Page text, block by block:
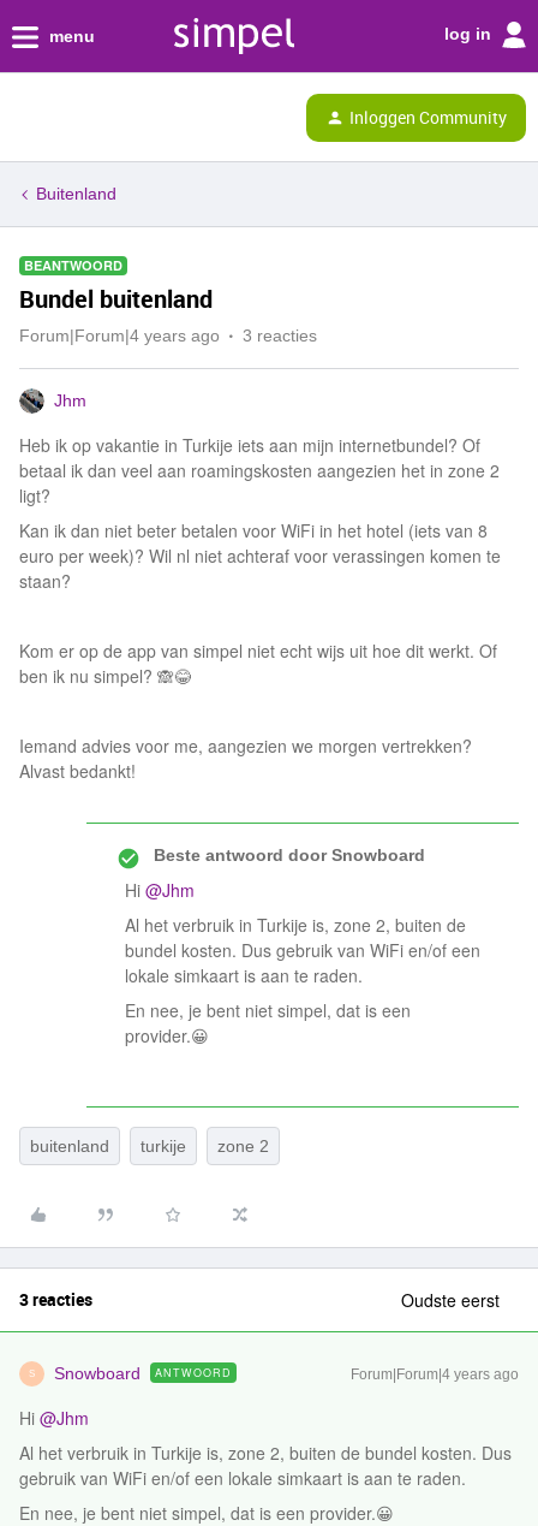
menu log in
Inloggen Community
Buitenland
BEANTWOORD
Bundel buitenland
Forum|Forum|4 years ago 3 reacties
Jhm
Heb ik op vakantie in Turkije iets aan mijn internetbundel? Of
betaal ik dan veel aan roamingskosten aangezien het in zone 2
ligt?
Kan ik dan niet beter betalen voor WiFi in het hotel (iets van 8
euro per week)? Wil nl niet achteraf voor verassingen komen te
staan?
Kom er op de app van simpel niet echt wijs uit hoe dit werkt. Of
ben ik nu simpel? 🙈😂
Iemand advies voor me, aangezien we morgen vertrekken?
Alvast bedankt!
Beste antwoord doorSnowboard
Hi @Jhm
Al het verbruik in Turkije is, zone 2, buiten de
bundel kosten. Dus gebruik van WiFi en/of een
lokale simkaart is aan te raden.
En nee, je bent niet simpel, dat is een
provider.😀
buitenland turkije zone 2
3 reacties Oudste eerst
S Snowboard ANTWOORD Forum|Forum|4 years ago
Hi @Jhm
Al het verbruik in Turkije is, zone 2, buiten de bundel kosten. Dus
gebruik van WiFi en/of een lokale simkaart is aan te raden.
En nee, je bent niet simpel, dat is een provider.😀